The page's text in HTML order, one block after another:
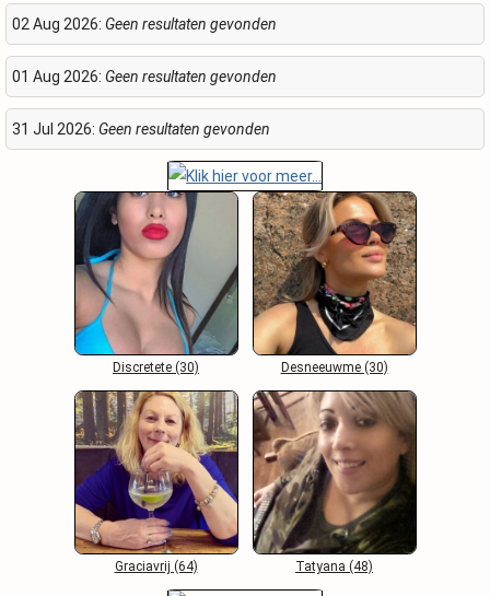
02 Aug 2026: Geen resultaten gevonden
01 Aug 2026: Geen resultaten gevonden
31 Jul 2026: Geen resultaten gevonden
Discretete (30) Desneeuwme (30)
Graciavrij (64) Tatyana (48)